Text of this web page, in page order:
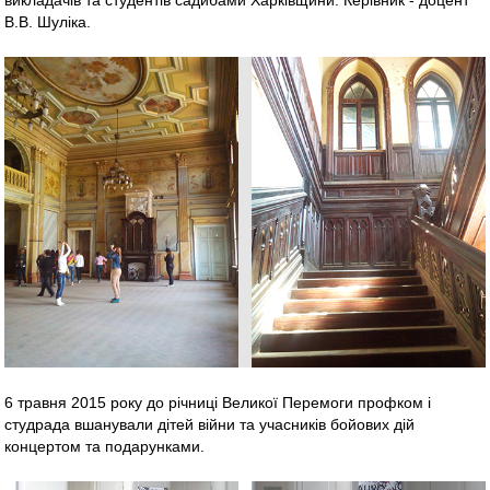
В.В. Шуліка.
6 травня 2015 року до річниці Великої Перемоги профком і
студрада вшанували дітей війни та учасників бойових дій
концертом та подарунками.